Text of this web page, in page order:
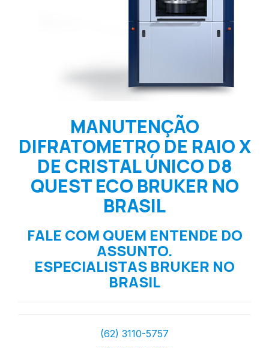
MANUTENÇÃO
DIFRATOMETRO DE RAIO X
DE CRISTAL ÚNICO D8
QUEST ECO BRUKER NO
BRASIL
FALE COM QUEM ENTENDE DO
ASSUNTO.
ESPECIALISTAS BRUKER NO
BRASIL
(62) 3110-5757